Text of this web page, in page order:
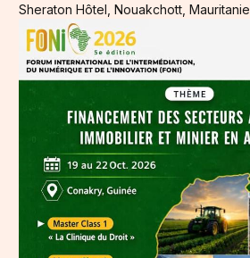
Sheraton Hôtel, Nouakchott, Mauritanie